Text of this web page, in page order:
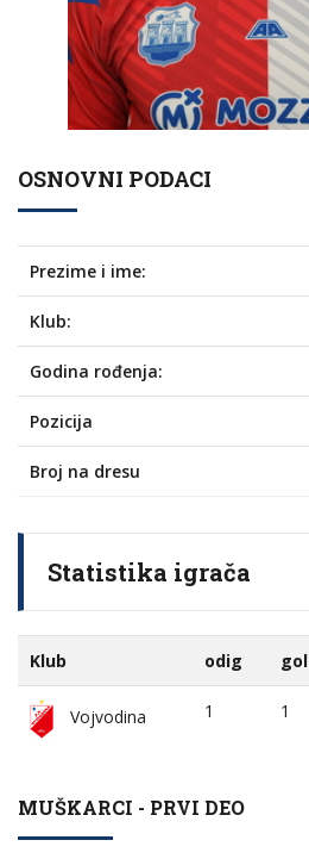
OSNOVNI PODACI
Prezime i ime:
Klub:
Godina rođenja:
Pozicija
Broj na dresu
Statistika igrača
Klub odig gol
Vojvodina 1 1
MUŠKARCI - PRVI DEO